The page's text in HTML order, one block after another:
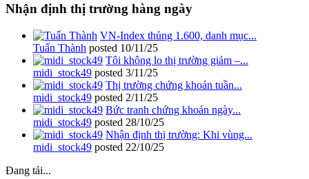
Nhận định thị trường hàng ngày
VN-Index thủng 1.600, danh mục...
Tuấn Thành posted 10/11/25
Tôi không lo thị trường giảm –...
midi_stock49 posted 3/11/25
Thị trường chứng khoán tuần...
midi_stock49 posted 2/11/25
Bức tranh chứng khoán ngày...
midi_stock49 posted 28/10/25
Nhận định thị trường: Khi vùng...
midi_stock49 posted 22/10/25
Đang tải...